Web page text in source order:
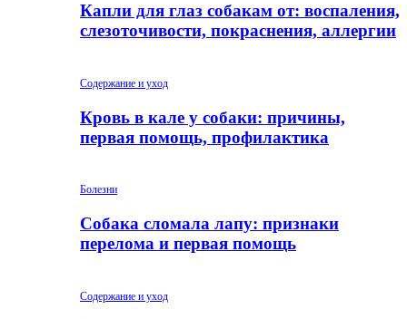
Капли для глаз собакам от: воспаления,
слезоточивости, покраснения, аллергии
Содержание и уход
Кровь в кале у собаки: причины,
первая помощь, профилактика
Болезни
Собака сломала лапу: признаки
перелома и первая помощь
Содержание и уход